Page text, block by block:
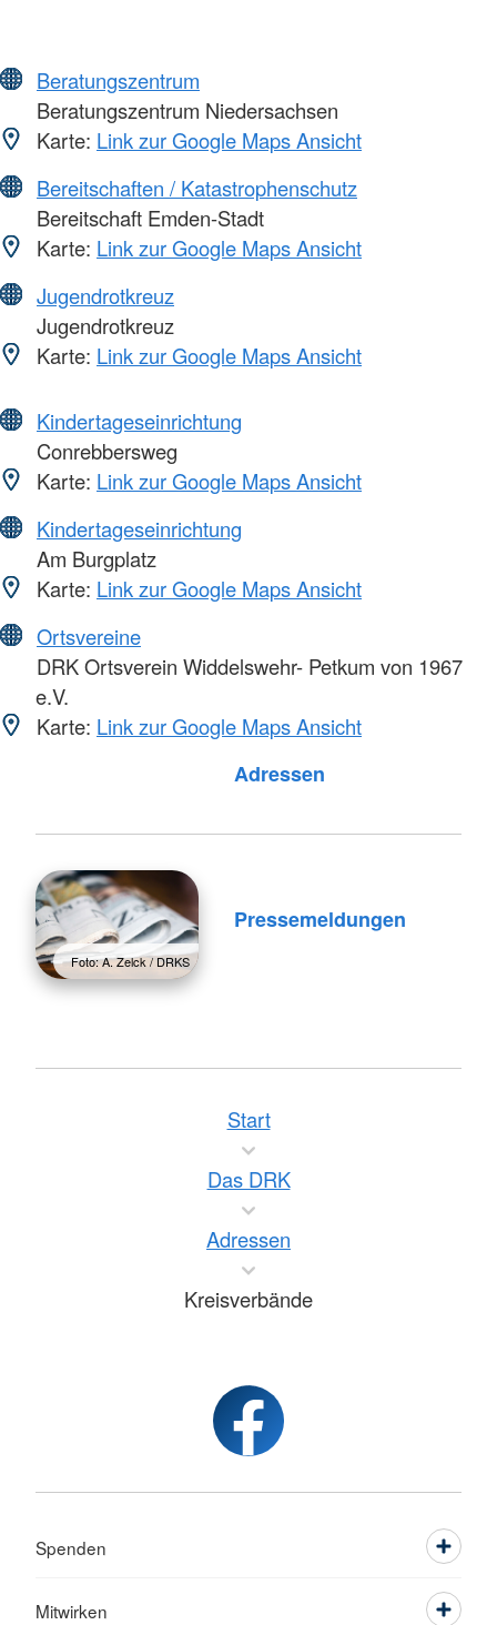
Beratungszentrum
Beratungszentrum Niedersachsen
Karte: Link zur Google Maps Ansicht
Bereitschaften / Katastrophenschutz
Bereitschaft Emden-Stadt
Karte: Link zur Google Maps Ansicht
Jugendrotkreuz
Jugendrotkreuz
Karte: Link zur Google Maps Ansicht
Kindertageseinrichtung
Conrebbersweg
Karte: Link zur Google Maps Ansicht
Kindertageseinrichtung
Am Burgplatz
Karte: Link zur Google Maps Ansicht
Ortsvereine
DRK Ortsverein Widdelswehr- Petkum von 1967
e.V.
Karte: Link zur Google Maps Ansicht
Adressen
Foto: A. Zelck / DRKS
Pressemeldungen
Start
Das DRK
Adressen
Kreisverbände
Spenden
Mitwirken